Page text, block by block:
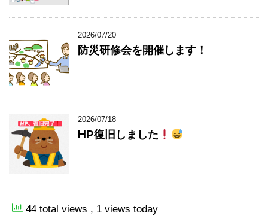
2026/07/20
防災研修会を開催します！
2026/07/18
HP復旧しました
44 total views , 1 views today